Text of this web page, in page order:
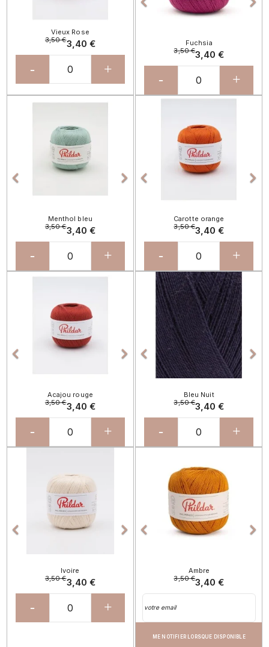
Vieux Rose
3,50 €3,40 €
- +
Fuchsia
3,50 €3,40 €
- +

Précédent

Menthol bleu
3,50 €3,40 €
- +
 
Carotte orange
3,50 €3,40 €
- +

Précédent

Suivant
Acajou rouge
3,50 €3,40 €
- +

Précédent

Bleu Nuit
3,50 €3,40 €
- +
 
Ivoire
3,50 €3,40 €
- +
 
Ambre
3,50 €3,40 €
ME NOTIFIER LORSQUE DISPONIBLE